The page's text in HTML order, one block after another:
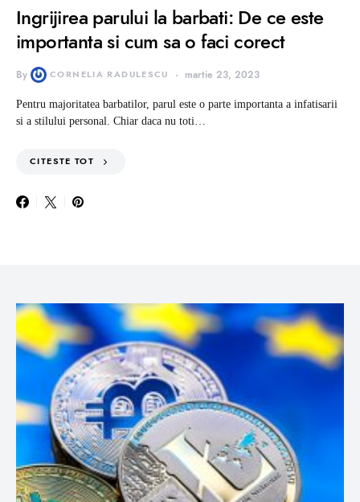
Ingrijirea parului la barbati: De ce este
importanta si cum sa o faci corect
By CORNELIA RADULESCU martie 23, 2023
Pentru majoritatea barbatilor, parul este o parte importanta a infatisarii
si a stilului personal. Chiar daca nu toti…
CITESTE TOT